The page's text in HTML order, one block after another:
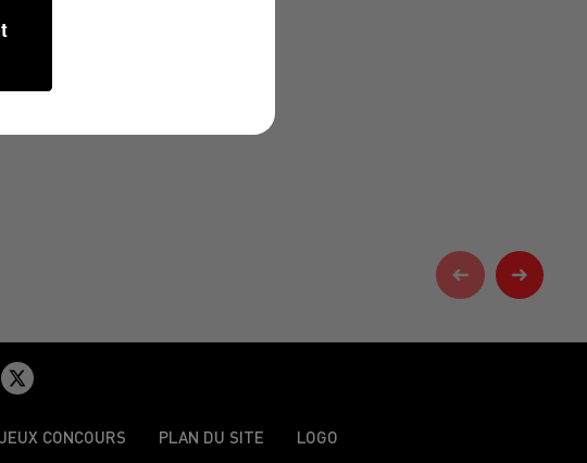
CONCOURS PLAN DU SITE LOGO